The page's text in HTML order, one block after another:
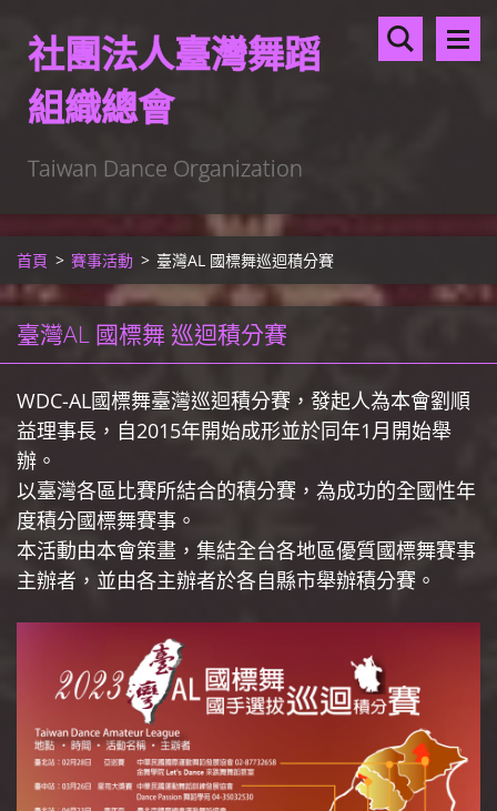
社團法人臺灣舞蹈
組織總會
Taiwan Dance Organization
首頁 > 賽事活動 > 臺灣AL 國標舞巡迴積分賽
臺灣AL 國標舞 巡迴積分賽
WDC-AL國標舞臺灣巡迴積分賽，發起人為本會劉順
益理事長，自2015年開始成形並於同年1月開始舉
辦。
以臺灣各區比賽所結合的積分賽， 為成功的全國性年
度積分國標舞賽事。
本活動由本會策畫，集結全台各地區優質國標舞賽事
主辦者，並由各主辦者於各自縣市舉辦積分賽。